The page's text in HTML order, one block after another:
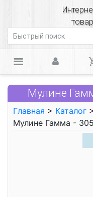
Мулине
Главная > Каталог >
Мулине Гамма -